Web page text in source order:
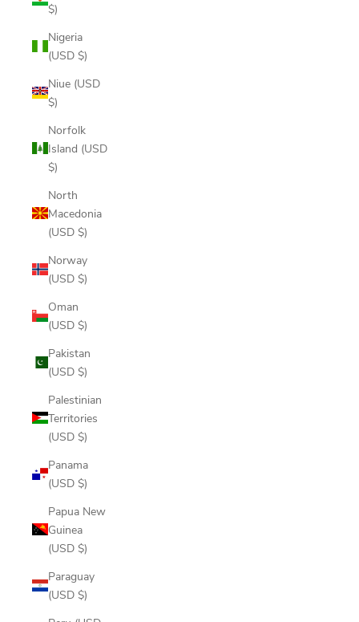
$)
Nigeria
(USD $)
Niue (USD
$)
Norfolk
Island (USD
$)
North
Macedonia
(USD $)
Norway
(USD $)
Oman
(USD $)
Pakistan
(USD $)
Palestinian
Territories
(USD $)
Panama
(USD $)
Papua New
Guinea
(USD $)
Paraguay
(USD $)